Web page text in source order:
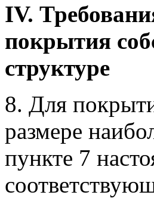
IV.
покрытия
структуре
8. Для
размере
пункте 7